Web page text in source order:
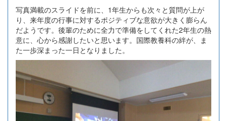
写真満載のスライドを前に、1年生からも次々と質問が上が
り、来年度の行事に対するポジティブな意欲が大きく膨らん
だようです。後輩のために全力で準備をしてくれた2年生の熱
意に、心から感謝したいと思います。国際教養科の絆が、ま
た一歩深まった一日となりました。